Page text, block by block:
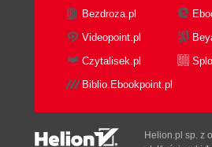
Bezdroza.pl
Videopoint.pl
Czytalisek.pl
Biblio.Ebookpoint.pl
Helion.pl sp. z